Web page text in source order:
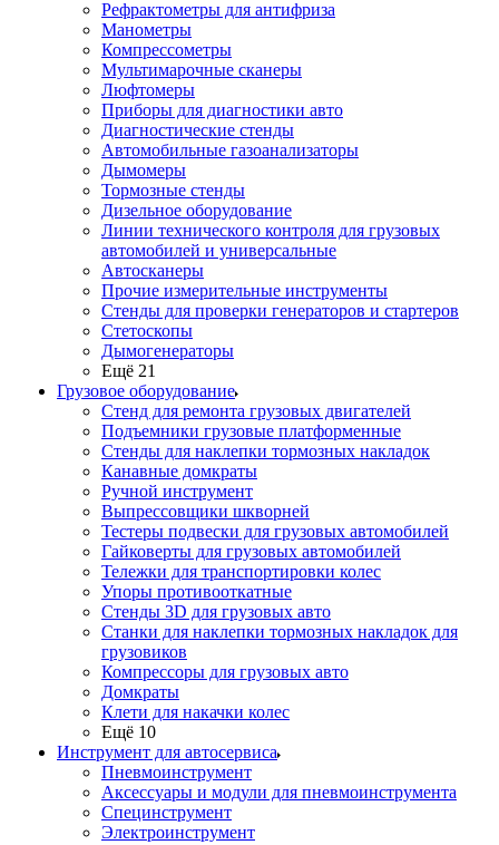
Рефрактометры для антифриза
Манометры
Компрессометры
Мультимарочные сканеры
Люфтомеры
Приборы для диагностики авто
Диагностические стенды
Автомобильные газоанализаторы
Дымомеры
Тормозные стенды
Дизельное оборудование
Линии технического контроля для грузовых
автомобилей и универсальные
Автосканеры
Прочие измерительные инструменты
Стенды для проверки генераторов и стартеров
Стетоскопы
Дымогенераторы
Ещё 21
Грузовое оборудование
Стенд для ремонта грузовых двигателей
Подъемники грузовые платформенные
Стенды для наклепки тормозных накладок
Канавные домкраты
Ручной инструмент
Выпрессовщики шкворней
Тестеры подвески для грузовых автомобилей
Гайковерты для грузовых автомобилей
Тележки для транспортировки колес
Упоры противооткатные
Стенды 3D для грузовых авто
Станки для наклепки тормозных накладок для
грузовиков
Компрессоры для грузовых авто
Домкраты
Клети для накачки колес
Ещё 10
Инструмент для автосервиса
Пневмоинструмент
Аксессуары и модули для пневмоинструмента
Специнструмент
Электроинструмент